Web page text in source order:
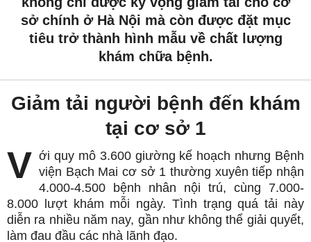
sở chính ở Hà Nội mà còn được đặt mục
tiêu trở thành hình mẫu về chất lượng
khám chữa bệnh.
Giảm tải người bệnh đến khám
tại cơ sở 1
V ới quy mô 3.600 giường kế hoạch nhưng Bệnh
viện Bạch Mai cơ sở 1 thường xuyên tiếp nhận
4.000-4.500 bệnh nhân nội trú, cùng 7.000-
8.000 lượt khám mỗi ngày. Tình trạng quá tải này
diễn ra nhiều năm nay, gần như không thể giải quyết,
làm đau đầu các nhà lãnh đạo.